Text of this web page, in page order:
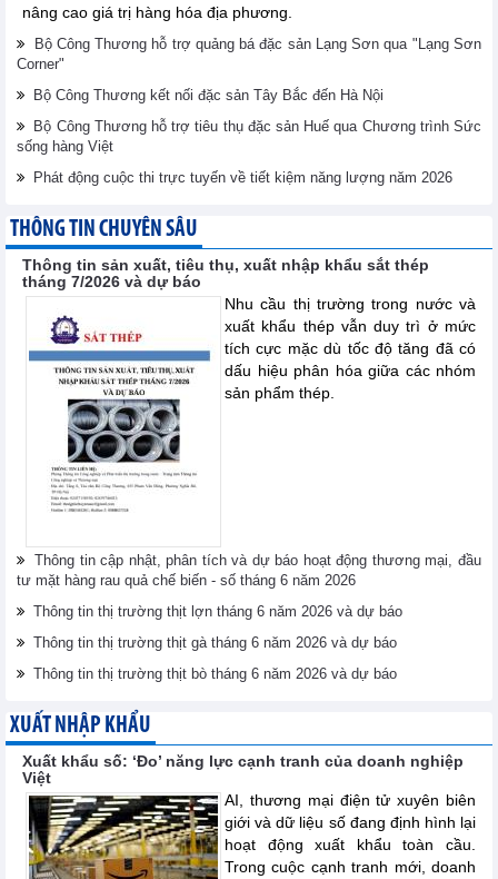
nâng cao giá trị hàng hóa địa phương.
Bộ Công Thương hỗ trợ quảng bá đặc sản Lạng Sơn qua "Lạng Sơn
Corner"
Bộ Công Thương kết nối đặc sản Tây Bắc đến Hà Nội
Bộ Công Thương hỗ trợ tiêu thụ đặc sản Huế qua Chương trình Sức
sống hàng Việt
Phát động cuộc thi trực tuyến về tiết kiệm năng lượng năm 2026
THÔNG TIN CHUYÊN SÂU
Thông tin sản xuất, tiêu thụ, xuất nhập khẩu sắt thép
tháng 7/2026 và dự báo
Nhu cầu thị trường trong nước và
xuất khẩu thép vẫn duy trì ở mức
tích cực mặc dù tốc độ tăng đã có
dấu hiệu phân hóa giữa các nhóm
sản phẩm thép.
Thông tin cập nhật, phân tích và dự báo hoạt động thương mại, đầu
tư mặt hàng rau quả chế biến - số tháng 6 năm 2026
Thông tin thị trường thịt lợn tháng 6 năm 2026 và dự báo
Thông tin thị trường thịt gà tháng 6 năm 2026 và dự báo
Thông tin thị trường thịt bò tháng 6 năm 2026 và dự báo
XUẤT NHẬP KHẨU
Xuất khẩu số: ‘Đo’ năng lực cạnh tranh của doanh nghiệp
Việt
AI, thương mại điện tử xuyên biên
giới và dữ liệu số đang định hình lại
hoạt động xuất khẩu toàn cầu.
Trong cuộc cạnh tranh mới, doanh